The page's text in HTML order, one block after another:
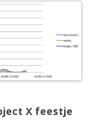
X feestje